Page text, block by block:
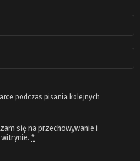
podczas pisania kolejnych
się na przechowywanie i
*